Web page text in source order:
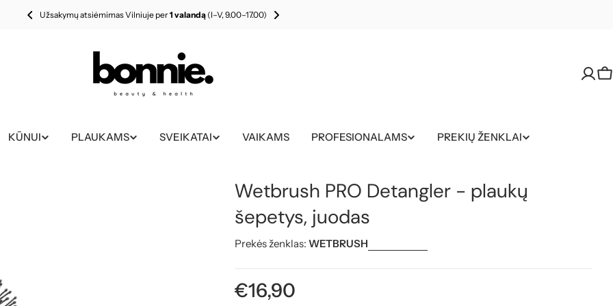
Užsakymų atsiėmimas Vilniuje per1 valandą (I–V, 9.00–17.00)
KŪNUI PLAUKAMS SVEIKATAI VAIKAMS PROFESIONALAMS PREKIŲ ŽENKLAI
Wetbrush PRO Detangler - plaukų
šepetys, juodas
Prekės ženklas: WETBRUSH
Įprasta
€16,90